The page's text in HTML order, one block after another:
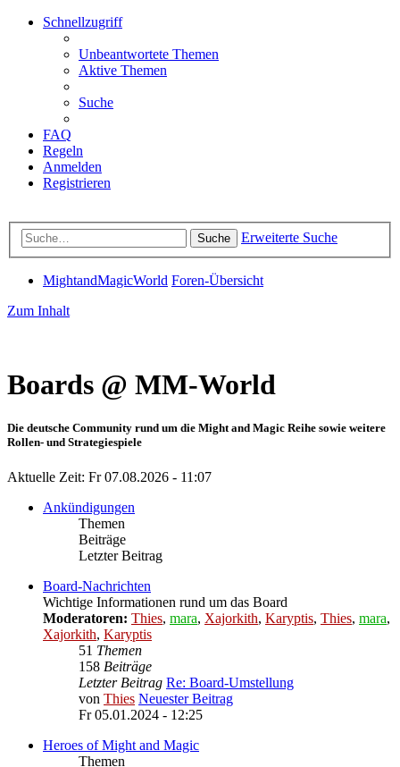
Schnellzugriff
Unbeantwortete Themen
Aktive Themen
Suche
FAQ
Regeln
Anmelden
Registrieren
Suche Erweiterte Suche
MightandMagicWorld Foren-Übersicht
Zum Inhalt
Boards @ MM-World
Die deutsche Community rund um die Might and Magic Reihe sowie weitere
Rollen- und Strategiespiele
Aktuelle Zeit: Fr 07.08.2026 - 11:07
Ankündigungen
Themen
Beiträge
Letzter Beitrag
Board-Nachrichten
Wichtige Informationen rund um das Board
Moderatoren: Thies, mara, Xajorkith, Karyptis, Thies, mara,
Xajorkith, Karyptis
51 Themen
158 Beiträge
Letzter Beitrag Re: Board-Umstellung
von Thies Neuester Beitrag
Fr 05.01.2024 - 12:25
Heroes of Might and Magic
Themen